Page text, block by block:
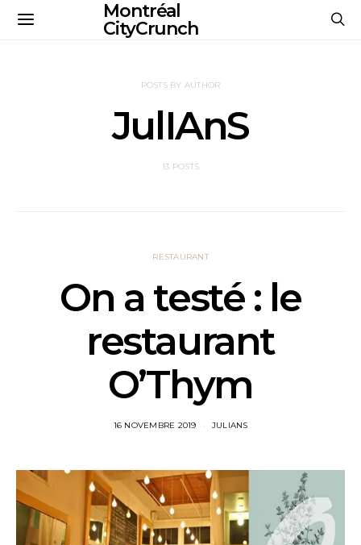
Montréal
CityCrunch
POSTS BY AUTHOR
JulIAnS
13 POSTS
RESTAURANT
On a testé : le
restaurant
O’Thym
16 NOVEMBRE 2019 JULIANS